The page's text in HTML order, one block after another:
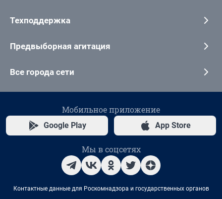
Техподдержка
Предвыборная агитация
Все города сети
Мобильное приложение
Google Play App Store
Мы в соцсетях
Контактные данные для Роскомнадзора и государственных органов